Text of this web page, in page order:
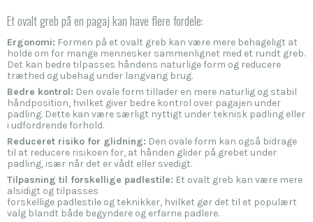
Et ovalt greb på en pagaj kan have flere fordele:
Ergonomi: Formen på et ovalt greb kan være mere behageligt at
holde om for mange mennesker sammenlignet med et rundt greb.
Det kan bedre tilpasses håndens naturlige form og reducere
træthed og ubehag under langvarig brug.
Bedre kontrol: Den ovale form tillader en mere naturlig og stabil
håndposition, hvilket giver bedre kontrol over pagajen under
padling. Dette kan være særligt nyttigt under teknisk padling eller
i udfordrende forhold.
Reduceret risiko for glidning: Den ovale form kan også bidrage
til at reducere risikoen for, at hånden glider på grebet under
padling, især når det er vådt eller svedigt.
Tilpasning til forskellige padlestile: Et ovalt greb kan være mere
alsidigt og tilpasses
forskellige padlestile og teknikker, hvilket gør det til et populært
valg blandt både begyndere og erfarne padlere.